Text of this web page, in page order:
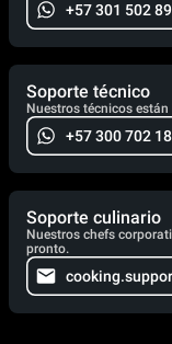
+57 301 502
Soporte técnico
Nuestros técnicos
+57 300 702
Soporte culinario
Nuestros chefs
pronto.